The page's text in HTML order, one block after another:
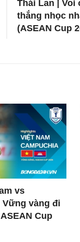
Thái Lan | Voi
thắng nhọc
(ASEAN Cup
vs
Vững vàng đi
Cup